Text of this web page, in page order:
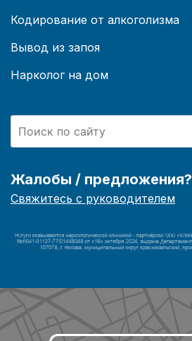
Кодирование от алкоголизма
Вывод из запоя
Нарколог на дом
Жалобы / предложения?
Свяжитесь с руководителем